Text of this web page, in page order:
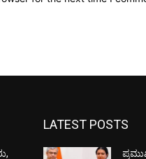
LATEST POSTS